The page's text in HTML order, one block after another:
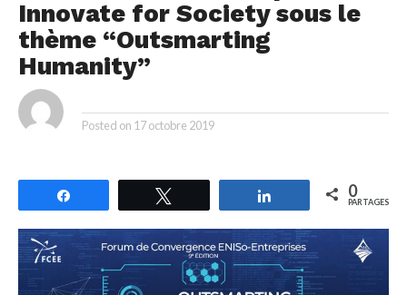
Innovate for Society sous le
thème “Outsmarting
Humanity”
Posted on 17 octobre 2019
Partagez 0
PARTAGES